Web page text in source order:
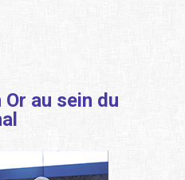
Or au sein du